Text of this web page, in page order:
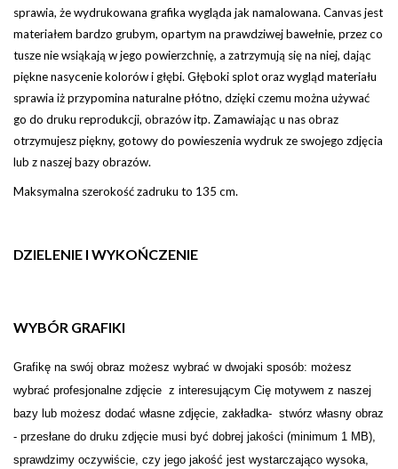
sprawia, że wydrukowana grafika wygląda jak namalowana. Canvas jest
materiałem bardzo grubym, opartym na prawdziwej bawełnie, przez co
tusze nie wsiąkają w jego powierzchnię, a zatrzymują się na niej, dając
piękne nasycenie kolorów i głębi.Głęboki splot oraz wygląd materiału
sprawia iż przypomina naturalne płótno, dzięki czemu można używać
go do druku reprodukcji, obrazów itp.Zamawiając u nas obraz
otrzymujesz piękny, gotowy do powieszenia wydruk ze swojego zdjęcia
lub z naszej bazy obrazów.
Maksymalna szerokość zadruku to 135 cm.
DZIELENIE I WYKOŃCZENIE
WYBÓR GRAFIKI
Grafikę na swój obraz możesz wybrać w dwojaki sposób: możesz
wybrać profesjonalne zdjęcie z interesującym Cię motywem z naszej
bazy lub możesz dodać własne zdjęcie, zakładka- stwórz własny obraz
- przesłane do druku zdjęcie musi być dobrej jakości (minimum 1 MB),
sprawdzimy oczywiście, czy jego jakość jest wystarczająco wysoka,